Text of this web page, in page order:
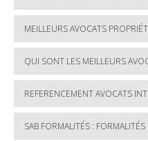
MEILLEURS AVOCATS
QUI SONT LES MEILLEURS
REFERENCEMENT AVOCATS
SAB FORMALITÉS :